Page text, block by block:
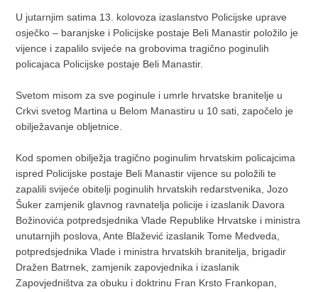
U jutarnjim satima 13. kolovoza izaslanstvo Policijske uprave
osječko – baranjske i Policijske postaje Beli Manastir položilo je
vijence i zapalilo svijeće na grobovima tragično poginulih
policajaca Policijske postaje Beli Manastir.
Svetom misom za sve poginule i umrle hrvatske branitelje u
Crkvi svetog Martina u Belom Manastiru u 10 sati, započelo je
obilježavanje obljetnice.
Kod spomen obilježja tragično poginulim hrvatskim policajcima
ispred Policijske postaje Beli Manastir vijence su položili te
zapalili svijeće obitelji poginulih hrvatskih redarstvenika, Jozo
Šuker zamjenik glavnog ravnatelja policije i izaslanik Davora
Božinovića potpredsjednika Vlade Republike Hrvatske i ministra
unutarnjih poslova, Ante Blažević izaslanik Tome Medveda,
potpredsjednika Vlade i ministra hrvatskih branitelja, brigadir
Dražen Batrnek, zamjenik zapovjednika i izaslanik
Zapovjedništva za obuku i doktrinu Fran Krsto Frankopan,